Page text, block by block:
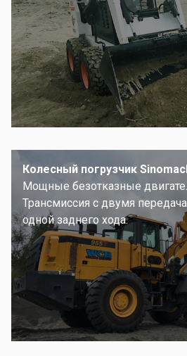
Колесный погрузчик
Мощные безотказные
Трансмиссия с двумя
одной заднего хода.